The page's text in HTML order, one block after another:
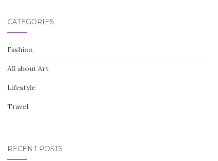
CATEGORIES
Fashion
All about Art
Lifestyle
Travel
RECENT POSTS